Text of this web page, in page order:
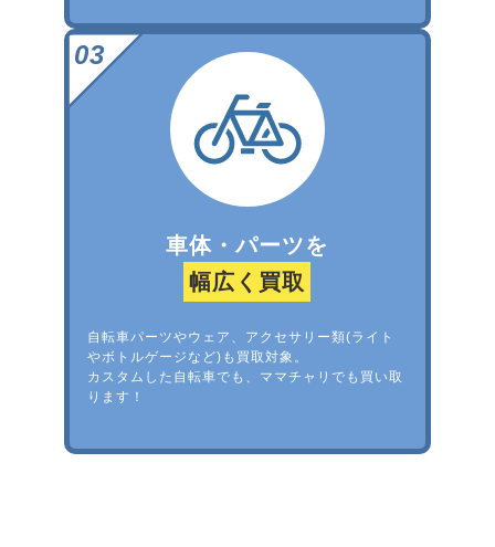
車体・パーツを
幅広く買取
自転車パーツやウェア、アクセサリー類(ライト
やボトルゲージなど)も買取対象。
カスタムした自転車でも、ママチャリでも買い取
ります！